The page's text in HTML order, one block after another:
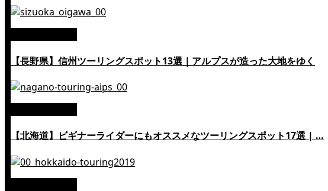
【長野県】信州ツーリングスポット13選｜アルプスが造った大地をゆく
【北海道】ビギナーライダーにもオススメなツーリングスポット17選 | …